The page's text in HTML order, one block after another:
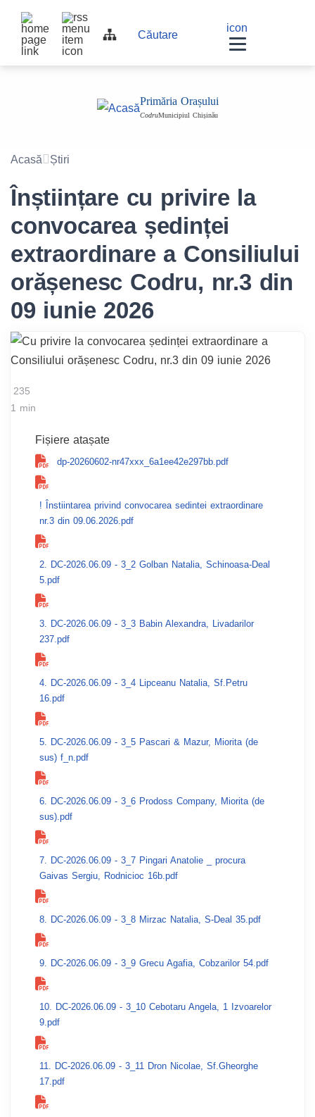
Top
bar
navigation
Navigation
other
Căutare
Navigation
other
icon
Primăria Orașului
CodruMunicipiul Chișinău
Acasă Știri
Înștiințare cu privire la
convocarea ședinței
extraordinare a Consiliului
orășenesc Codru, nr.3 din
09 iunie 2026
235
1 min
Fișiere atașate
dp-20260602-nr47xxx_6a1ee42e297bb.pdf
! Înstiintarea privind convocarea sedintei extraordinare
nr.3 din 09.06.2026.pdf
2. DC-2026.06.09 - 3_2 Golban Natalia, Schinoasa-Deal
5.pdf
3. DC-2026.06.09 - 3_3 Babin Alexandra, Livadarilor
237.pdf
4. DC-2026.06.09 - 3_4 Lipceanu Natalia, Sf.Petru
16.pdf
5. DC-2026.06.09 - 3_5 Pascari & Mazur, Miorita (de
sus) f_n.pdf
6. DC-2026.06.09 - 3_6 Prodoss Company, Miorita (de
sus).pdf
7. DC-2026.06.09 - 3_7 Pingari Anatolie _ procura
Gaivas Sergiu, Rodnicioc 16b.pdf
8. DC-2026.06.09 - 3_8 Mirzac Natalia, S-Deal 35.pdf
9. DC-2026.06.09 - 3_9 Grecu Agafia, Cobzarilor 54.pdf
10. DC-2026.06.09 - 3_10 Cebotaru Angela, 1 Izvoarelor
9.pdf
11. DC-2026.06.09 - 3_11 Dron Nicolae, Sf.Gheorghe
17.pdf